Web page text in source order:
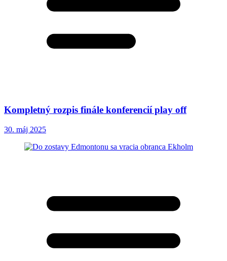
Kompletný rozpis finále konferencií play off
30. máj 2025